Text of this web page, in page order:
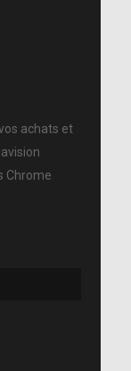
achats et
Chrome